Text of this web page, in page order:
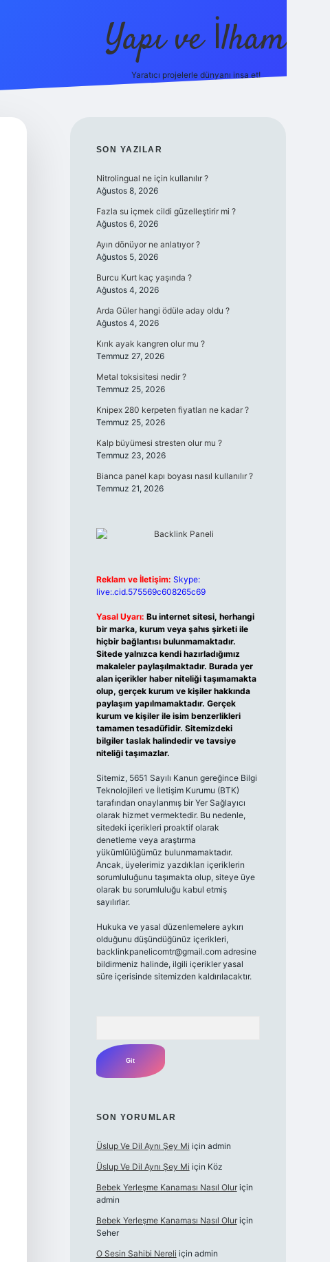
Yapı ve İlham
Yaratıcı projelerle dünyanı inşa et!
SIDEBAR
SON YAZILAR
Nitrolingual ne için kullanılır ?
Ağustos 8, 2026
Fazla su içmek cildi güzelleştirir mi ?
Ağustos 6, 2026
Ayın dönüyor ne anlatıyor ?
Ağustos 5, 2026
Burcu Kurt kaç yaşında ?
Ağustos 4, 2026
Arda Güler hangi ödüle aday oldu ?
Ağustos 4, 2026
Kırık ayak kangren olur mu ?
Temmuz 27, 2026
Metal toksisitesi nedir ?
Temmuz 25, 2026
Knipex 280 kerpeten fiyatları ne kadar ?
Temmuz 25, 2026
Kalp büyümesi stresten olur mu ?
Temmuz 23, 2026
Bianca panel kapı boyası nasıl kullanılır ?
Temmuz 21, 2026
Reklam ve İletişim: Skype:
live:.cid.575569c608265c69
Yasal Uyarı: Bu internet sitesi, herhangi
bir marka, kurum veya şahıs şirketi ile
hiçbir bağlantısı bulunmamaktadır.
Sitede yalnızca kendi hazırladığımız
makaleler paylaşılmaktadır. Burada yer
alan içerikler haber niteliği taşımamakta
olup, gerçek kurum ve kişiler hakkında
paylaşım yapılmamaktadır. Gerçek
kurum ve kişiler ile isim benzerlikleri
tamamen tesadüfidir. Sitemizdeki
bilgiler taslak halindedir ve tavsiye
niteliği taşımazlar.
Sitemiz, 5651 Sayılı Kanun gereğince Bilgi
Teknolojileri ve İletişim Kurumu (BTK)
tarafından onaylanmış bir Yer Sağlayıcı
olarak hizmet vermektedir. Bu nedenle,
sitedeki içerikleri proaktif olarak
denetleme veya araştırma
yükümlülüğümüz bulunmamaktadır.
Ancak, üyelerimiz yazdıkları içeriklerin
sorumluluğunu taşımakta olup, siteye üye
olarak bu sorumluluğu kabul etmiş
sayılırlar.
Hukuka ve yasal düzenlemelere aykırı
olduğunu düşündüğünüz içerikleri,
backlinkpanelicomtr@gmail.comadresine
bildirmeniz halinde, ilgili içerikler yasal
süre içerisinde sitemizden kaldırılacaktır.
SON YORUMLAR
Üslup Ve Dil Aynı Şey Mi için admin
Üslup Ve Dil Aynı Şey Mi için Köz
Bebek Yerleşme Kanaması Nasıl Oluriçin
admin
Bebek Yerleşme Kanaması Nasıl Oluriçin
Seher
O Sesin Sahibi Nereli için admin